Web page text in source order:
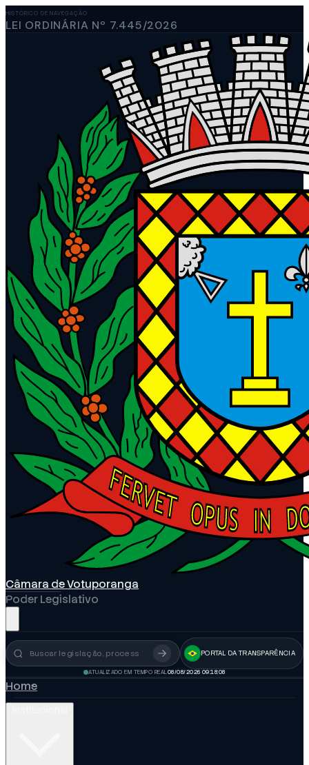
HISTÓRICO DE NAVEGAÇÃO
LEI ORDINÁRIA Nº 7.445/2026
Câmara de Votuporanga
Poder Legislativo
Busca no portal PORTAL DA TRANSPARÊNCIA
ATUALIZADO EM TEMPO REAL 08/08/2026 09:18:09
Home